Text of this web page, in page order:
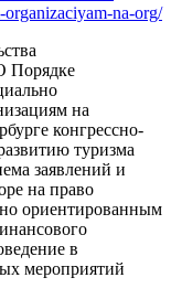
na-org/
Порядке
на
конгрессно-
туризма
заявлений и
на право
ориентированным
в
мероприятий